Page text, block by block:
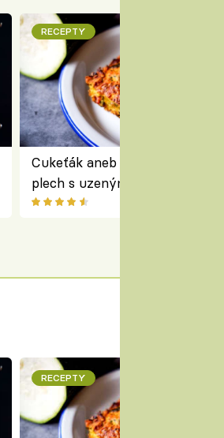
RECEPTY
Cukeťák aneb cuketový nákyp
plech s uzeným masem –
způsob, jak zpracovat
RECEPTY